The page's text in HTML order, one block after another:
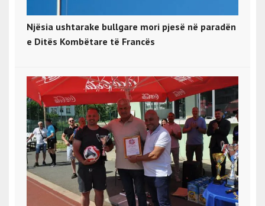
Njësia ushtarake bullgare mori pjesë në paradën
e Ditës Kombëtare të Francës